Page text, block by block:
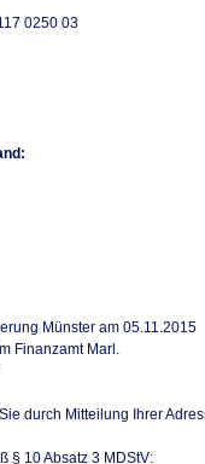
0250 03
Münster am 05.11.2015
Finanzamt Marl.
durch Mitteilung Ihrer
§ 10 Absatz 3 MDStV: